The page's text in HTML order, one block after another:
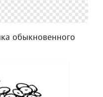
обыкновенного